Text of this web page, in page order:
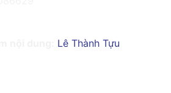
Lê Thành Tựu